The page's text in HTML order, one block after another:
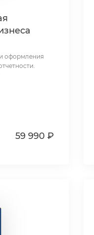
оформления
59 990 ₽